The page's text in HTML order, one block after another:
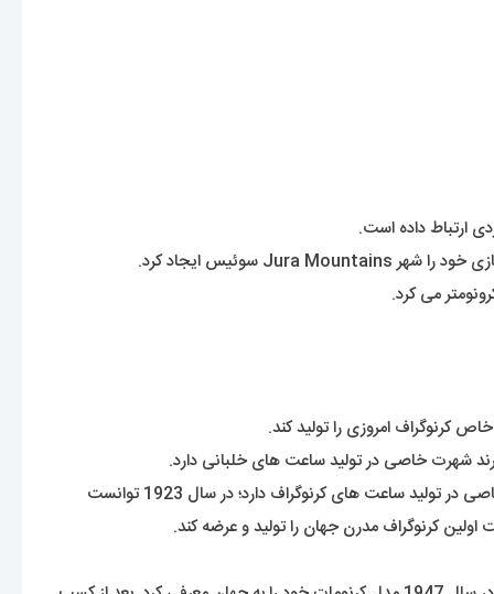
ارتباط داده است.
می کرد.
کرنوگراف امروزی را تولید کند.
حرف B همراه دو بال در لوگوی این برند مشهود بر این است که این کمپانی در بین خلبانان و فضانوردان جایگاه ویژه ای دارد. این کمپانی تخصص خاصی در تولید ساعت های کرنوگراف دارد؛ در سال 1923 توانست
کرنوگراف مدرن جهان را تولید و عرضه کند.